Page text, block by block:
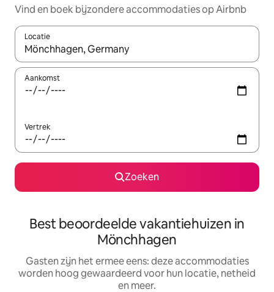
Vind en boek bijzondere accommodaties op Airbnb
Locatie
Wanneer er suggesties beschikbaar zijn, maak je een keuze
Aankomst
Vertrek
Zoeken
Best beoordeelde vakantiehuizen in
Mönchhagen
Gasten zijn het ermee eens: deze accommodaties
worden hoog gewaardeerd voor hun locatie, netheid
en meer.